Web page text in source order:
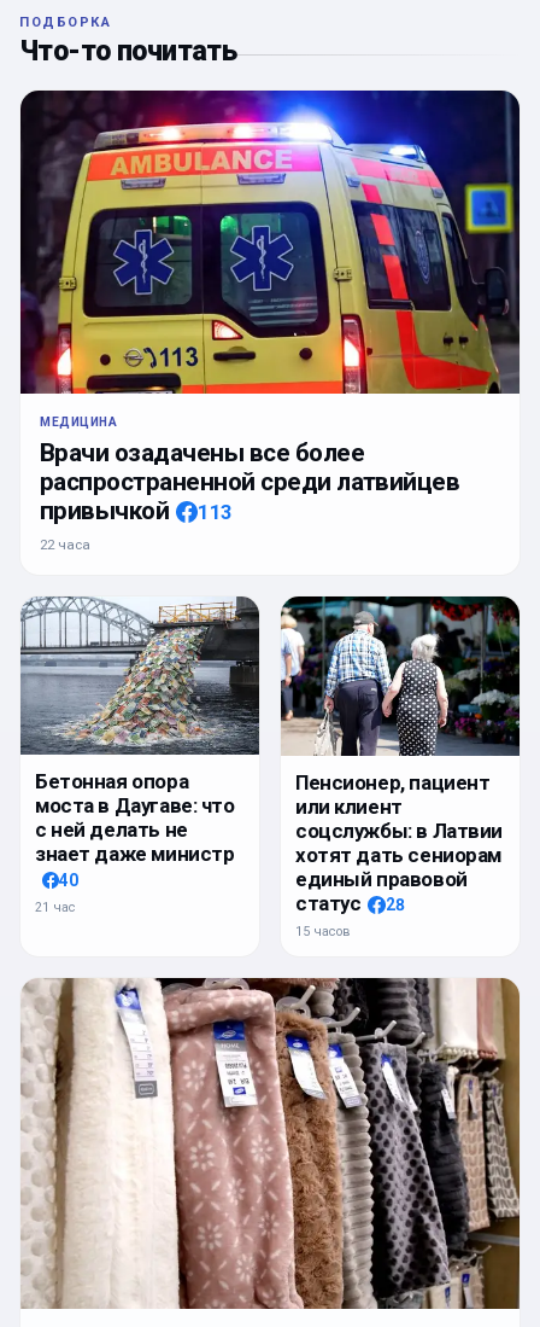
ПОДБОРКА
Что-то почитать
МЕДИЦИНА
Врачи озадачены все более
распространенной среди латвийцев
привычкой
113
22 часа
Бетонная опора
моста в Даугаве: что
с ней делать не
знает даже министр
40
21 час
Пенсионер, пациент
или клиент
соцслужбы: в Латвии
хотят дать сениорам
единый правовой
статус
28
15 часов